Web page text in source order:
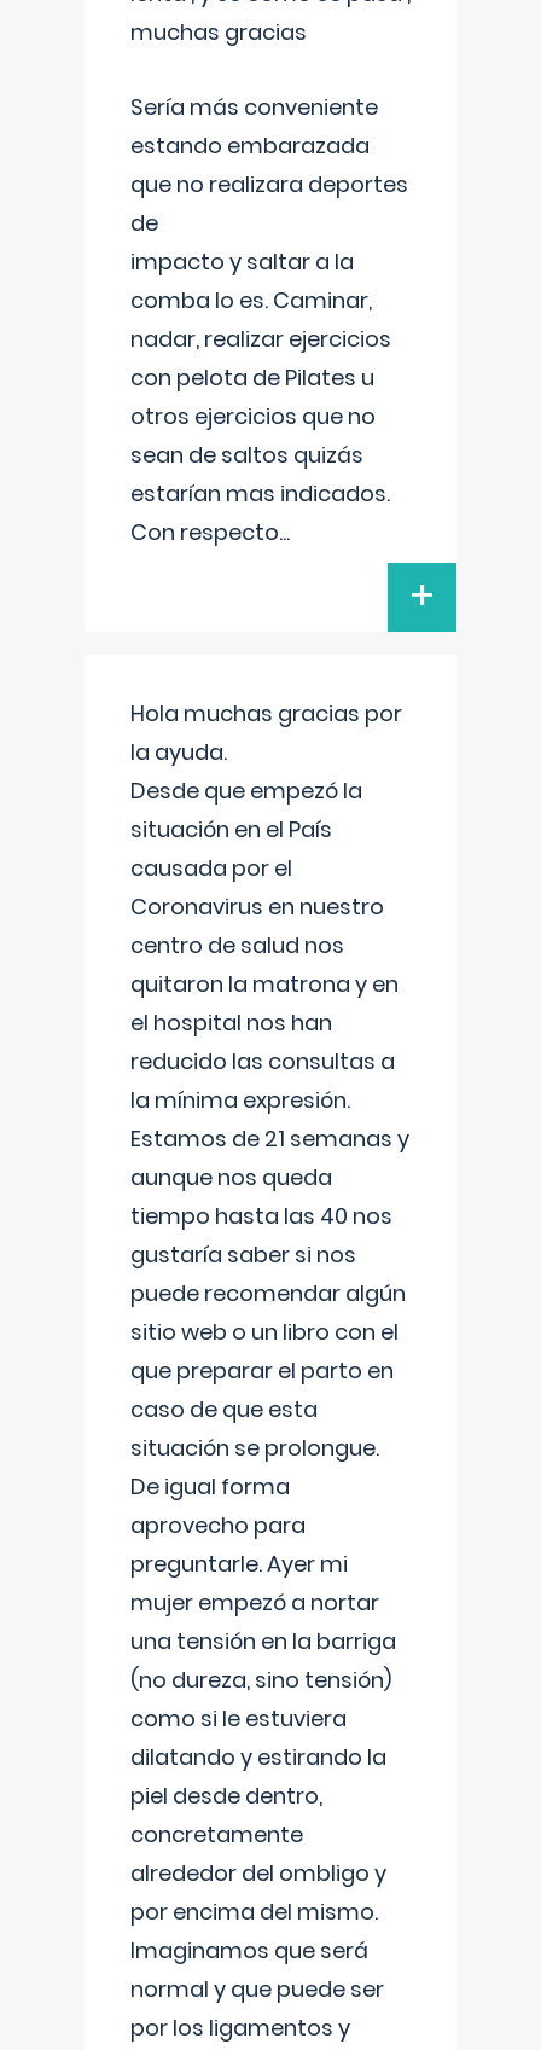
muchas gracias
Sería más conveniente
estando embarazada
que no realizara deportes
de
impacto y saltar a la
comba lo es. Caminar,
nadar, realizar ejercicios
con pelota de Pilates u
otros ejercicios que no
sean de saltos quizás
estarían mas indicados.
Con respecto...
+
Hola muchas gracias por
la ayuda.
Desde que empezó la
situación en el País
causada por el
Coronavirus en nuestro
centro de salud nos
quitaron la matrona y en
el hospital nos han
reducido las consultas a
la mínima expresión.
Estamos de 21 semanas y
aunque nos queda
tiempo hasta las 40 nos
gustaría saber si nos
puede recomendar algún
sitio web o un libro con el
que preparar el parto en
caso de que esta
situación se prolongue.
De igual forma
aprovecho para
preguntarle. Ayer mi
mujer empezó a nortar
una tensión en la barriga
(no dureza, sino tensión)
como si le estuviera
dilatando y estirando la
piel desde dentro,
concretamente
alrededor del ombligo y
por encima del mismo.
Imaginamos que será
normal y que puede ser
por los ligamentos y